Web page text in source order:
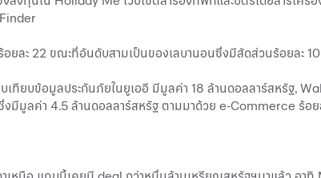
ยละ 22 ขณะที่อันดับสามเป็นของเลบานอนซึ่งมีสัดส่วนร้อยละ 10
ทียบข้อมูลประกันภัยในยูเออี มีมูลค่า 18 ล้านดอลลาร์สหรัฐ,
ลค่า 4.5 ล้านดอลลาร์สหรัฐ ตามมาด้วย e-Commerce ร้อยล